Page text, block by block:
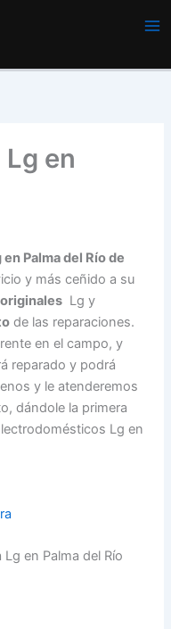
en
Palma del Río de
y más ceñido a su
Lg y
de las reparaciones.
en el campo, y
reparado y podrá
y le atenderemos
dándole la primera
Lg en
en Palma del Río